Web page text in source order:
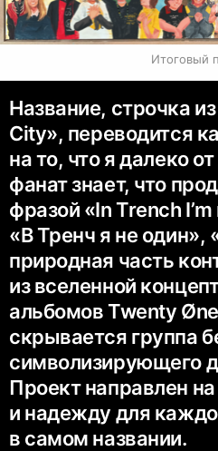
Итоговый
Название, строчка
City», переводится
на то, что я далеко
фанат знает, что
фразой «In Trench
«В Тренч я не один»,
природная часть
из вселенной
альбомов Twenty
скрывается группа
символизирующего
Проект направлен
и надежду для
в самом названии.